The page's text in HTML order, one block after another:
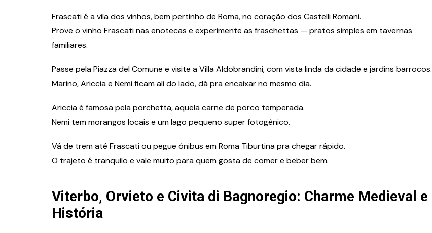
Frascati é a vila dos vinhos, bem pertinho de Roma, no coração dos Castelli Romani.
Prove o vinho Frascati nas enotecas e experimente as fraschettas — pratos simples em tavernas
familiares.
Passe pela Piazza del Comune e visite a Villa Aldobrandini, com vista linda da cidade e jardins barrocos.
Marino, Ariccia e Nemi ficam ali do lado, dá pra encaixar no mesmo dia.
Ariccia é famosa pela porchetta, aquela carne de porco temperada.
Nemi tem morangos locais e um lago pequeno super fotogênico.
Vá de trem até Frascati ou pegue ônibus em Roma Tiburtina pra chegar rápido.
O trajeto é tranquilo e vale muito para quem gosta de comer e beber bem.
Viterbo, Orvieto e Civita di Bagnoregio: Charme Medieval e
História